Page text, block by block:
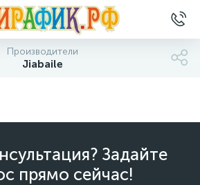
Производители
Jiabaile
Задайте
прямо сейчас!